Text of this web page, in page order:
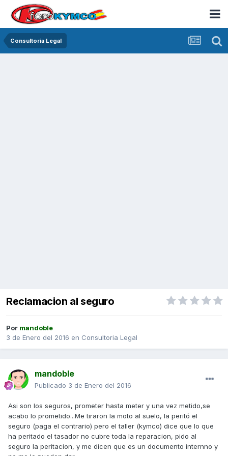
Consultoria Legal
Reclamacion al seguro
Por mandoble
3 de Enero del 2016 en Consultoria Legal
mandoble
Publicado 3 de Enero del 2016
Asi son los seguros, prometer hasta meter y una vez metido,se
acabo lo prometido...Me tiraron la moto al suelo, la peritó el
seguro (paga el contrario) pero el taller (kymco) dice que lo que
ha peritado el tasador no cubre toda la reparacion, pido al
seguro la peritacion, y me dicen que es un documento internno y